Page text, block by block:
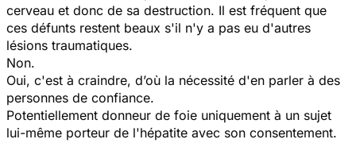
cerveau et donc de sa destruction. Il est fréquent que
ces défunts restent beaux s'il n'y a pas eu d'autres
lésions traumatiques.
Non.
Oui, c'est à craindre, d’où la nécessité d'en parler à des
personnes de confiance.
Potentiellement donneur de foie uniquement à un sujet
lui-même porteur de l'hépatite avec son consentement.